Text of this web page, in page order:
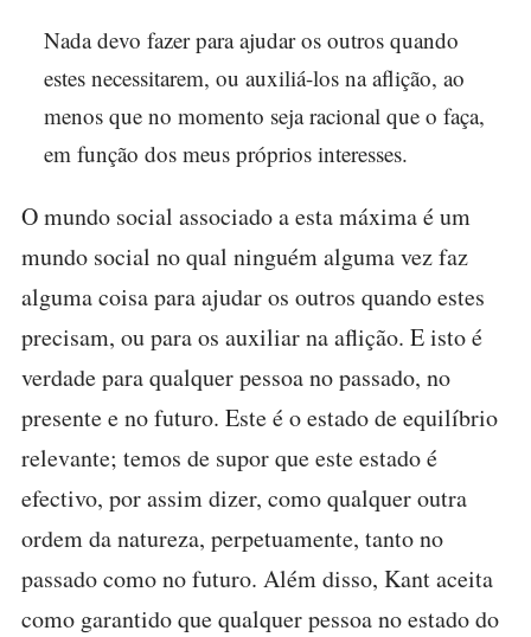
Nada devo fazer para ajudar os outros quando
estes necessitarem, ou auxiliá-los na aflição, ao
menos que no momento seja racional que o faça,
em função dos meus próprios interesses.
O mundo social associado a esta máxima é um
mundo social no qual ninguém alguma vez faz
alguma coisa para ajudar os outros quando estes
precisam, ou para os auxiliar na aflição. E isto é
verdade para qualquer pessoa no passado, no
presente e no futuro. Este é o estado de equilíbrio
relevante; temos de supor que este estado é
efectivo, por assim dizer, como qualquer outra
ordem da natureza, perpetuamente, tanto no
passado como no futuro. Além disso, Kant aceita
como garantido que qualquer pessoa no estado do